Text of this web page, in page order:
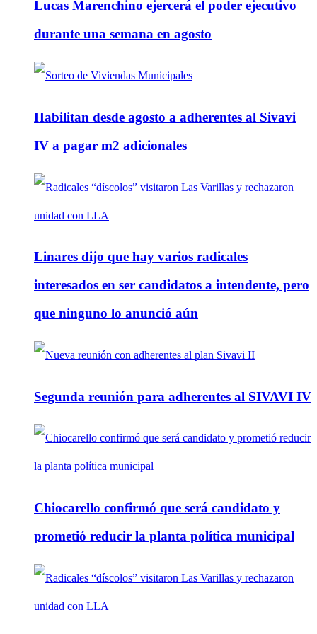
Lucas Marenchino ejercerá el poder ejecutivo
durante una semana en agosto
Habilitan desde agosto a adherentes al Sivavi
IV a pagar m2 adicionales
Linares dijo que hay varios radicales
interesados en ser candidatos a intendente, pero
que ninguno lo anunció aún
Segunda reunión para adherentes al SIVAVI IV
Chiocarello confirmó que será candidato y
prometió reducir la planta política municipal